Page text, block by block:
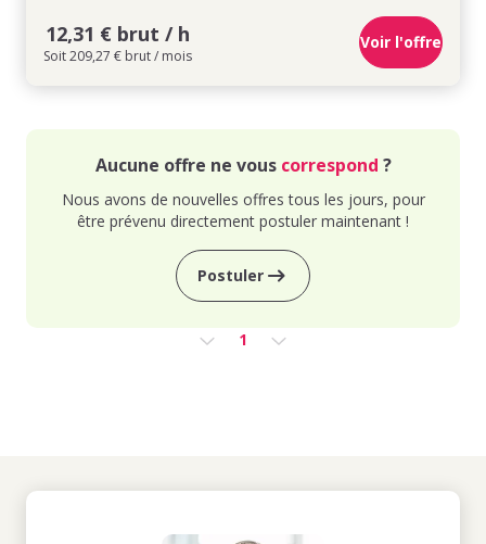
12,31 € brut / h
Soit 209,27 € brut / mois
Voir l'offre
Aucune offre ne vous correspond ?
Nous avons de nouvelles offres tous les jours, pour
être prévenu directement postuler maintenant !
Postuler
1